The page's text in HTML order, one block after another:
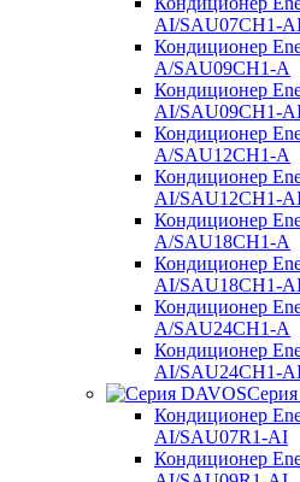
AI/SAU07CH1-
Кондиционер
A/SAU09CH1-A
Кондиционер
AI/SAU09CH1-
Кондиционер
A/SAU12CH1-A
Кондиционер
AI/SAU12CH1-
Кондиционер
A/SAU18CH1-A
Кондиционер
AI/SAU18CH1-
Кондиционер
A/SAU24CH1-A
Кондиционер
AI/SAU24CH1-
Кондиционер
AI/SAU07R1-AI
Кондиционер